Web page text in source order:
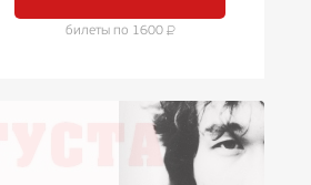
билеты по 1600